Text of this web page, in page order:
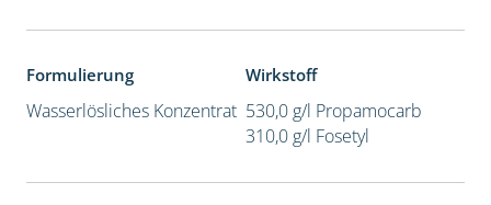
Formulierung
Wasserlösliches Konzentrat
Wirkstoff
530,0 g/l Propamocarb
310,0 g/l Fosetyl